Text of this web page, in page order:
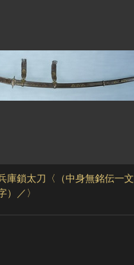
庫鎖太刀〈（中身無銘伝一文
）／〉